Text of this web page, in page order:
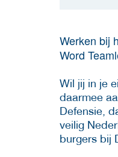
Werken bij
Word
Wil jij in je
daarmee
Defensie,
veilig
burgers bij